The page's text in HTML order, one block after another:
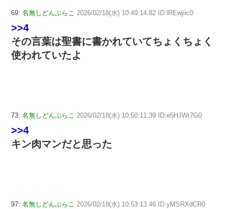
69: 名無しどんぶらこ 2026/02/18(水) 10:49:14.82 ID:lREwjiic0
>>4
その言葉は聖書に書かれていてちょくちょく
使われていたよ
73: 名無しどんぶらこ 2026/02/18(水) 10:50:11.39 ID:e5HJWr7G0
>>4
キン肉マンだと思った
97: 名無しどんぶらこ 2026/02/18(水) 10:53:13.46 ID:yMSRXdCR0